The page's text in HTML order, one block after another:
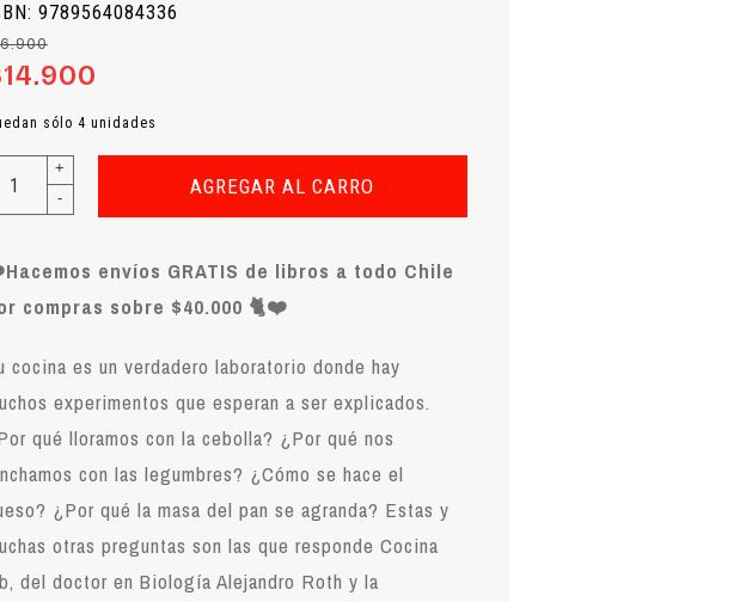
9789564084336
sólo 4 unidades
+
-
AGREGAR AL CARRO
envíos GRATIS de libros a todo Chile
compras sobre $40.000 🐈❤️
cocina es un verdadero laboratorio donde hay
experimentos que esperan a ser explicados.
qué lloramos con la cebolla? ¿Por qué nos
con las legumbres? ¿Cómo se hace el
¿Por qué la masa del pan se agranda? Estas y
otras preguntas son las que responde Cocina
del doctor en Biología Alejandro Roth y la